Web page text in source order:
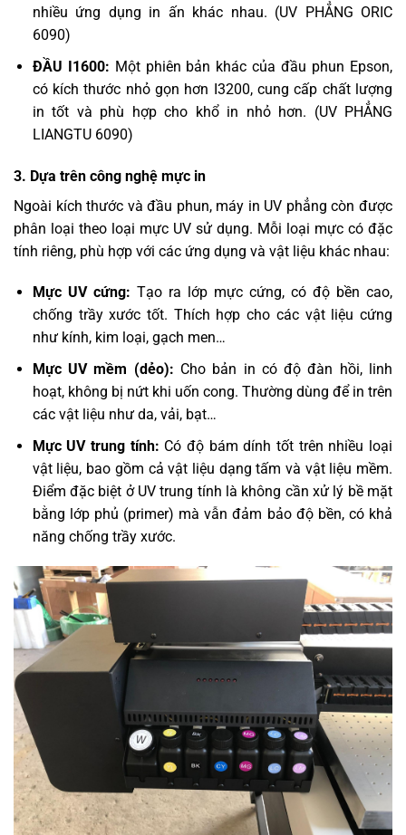
nhiều ứng dụng in ấn khác nhau. (UV PHẲNG ORIC
6090)
ĐẦU I1600: Một phiên bản khác của đầu phun Epson,
có kích thước nhỏ gọn hơn I3200, cung cấp chất lượng
in tốt và phù hợp cho khổ in nhỏ hơn. (UV PHẲNG
LIANGTU 6090)
3. Dựa trên công nghệ mực in
Ngoài kích thước và đầu phun, máy in UV phẳng còn được
phân loại theo loại mực UV sử dụng. Mỗi loại mực có đặc
tính riêng, phù hợp với các ứng dụng và vật liệu khác nhau:
Mực UV cứng: Tạo ra lớp mực cứng, có độ bền cao,
chống trầy xước tốt. Thích hợp cho các vật liệu cứng
như kính, kim loại, gạch men…
Mực UV mềm (dẻo): Cho bản in có độ đàn hồi, linh
hoạt, không bị nứt khi uốn cong. Thường dùng để in trên
các vật liệu như da, vải, bạt…
Mực UV trung tính: Có độ bám dính tốt trên nhiều loại
vật liệu, bao gồm cả vật liệu dạng tấm và vật liệu mềm.
Điểm đặc biệt ở UV trung tính là không cần xử lý bề mặt
bằng lớp phủ (primer) mà vẫn đảm bảo độ bền, có khả
năng chống trầy xước.